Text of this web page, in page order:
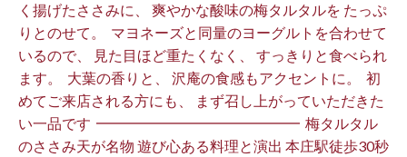
く揚げたささみに、 爽やかな酸味の梅タルタルを たっぷ
りとのせて。 ⁡ マヨネーズと同量のヨーグルトを合わせて
いるので、 見た目ほど重たくなく、 すっきりと食べられ
ます。 ⁡ 大葉の香りと、 沢庵の食感もアクセントに。 ⁡ 初
めてご来店される方にも、 まず召し上がっていただきた
い一品です️ ⁡ ━━━━━━━━━━━━━━ ⁡ 梅タルタル
のささみ天が名物 遊び心ある料理と演出 本庄駅徒歩30秒